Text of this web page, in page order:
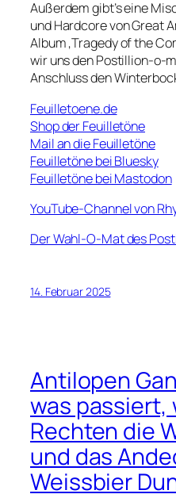
Außerdem gibt’s eine
und Hardcore von Great
Album ‚Tragedy of the
wir uns den Postillion-o-
Anschluss den
Feuilletoene.de
Shop der Feuilletöne
Mail an die Feuilletöne
Feuilletöne bei Bluesky
Feuilletöne bei Mastodon
YouTube-Channel von
Der Wahl-O-Mat des
14. Februar 2025
Antilopen
was passiert,
Rechten die
und das
Weissbier